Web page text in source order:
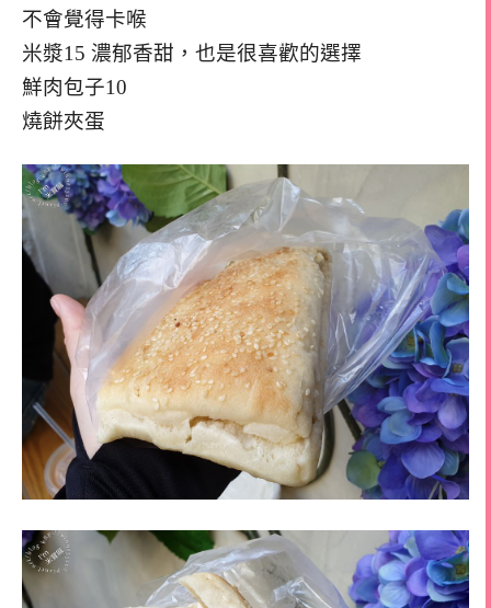
不會覺得卡喉
米漿15 濃郁香甜，也是很喜歡的選擇
鮮肉包子10
燒餅夾蛋